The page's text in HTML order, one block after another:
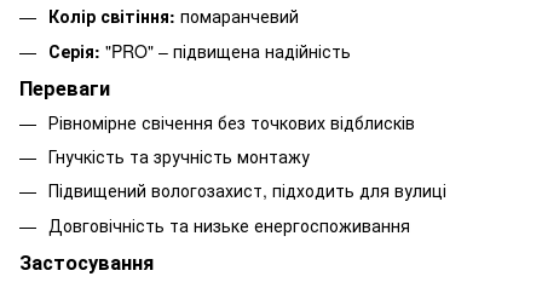
Колір світіння: помаранчевий
Серія: "PRO" – підвищена надійність
Переваги
Рівномірне свічення без точкових відблисків
Гнучкість та зручність монтажу
Підвищений вологозахист, підходить для вулиці
Довговічність та низьке енергоспоживання
Застосування